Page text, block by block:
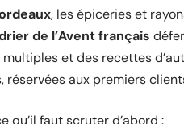
, les épiceries et
de l’Avent français
et des recettes
aux premiers
qu’il faut scruter d’abord :